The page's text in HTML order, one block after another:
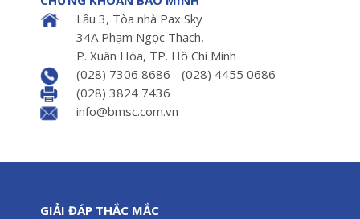
Lầu 3, Tòa nhà Pax Sky
34A Phạm Ngọc Thạch,
P. Xuân Hòa, TP. Hồ Chí Minh
(028) 7306 8686 - (028) 4455 0686
(028) 3824 7436
info@bmsc.com.vn
GIẢI ĐÁP THẮC MẮC